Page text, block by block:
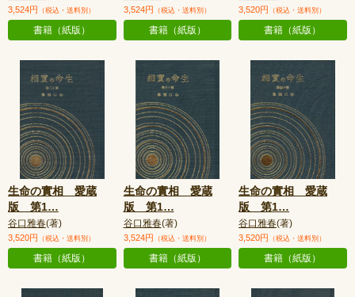
3,524円 （税込・送料別）
書籍（紙版）
3,524円 （税込・送料別）
書籍（紙版）
3,520円 （税込・送料別）
書籍（紙版）
生命の實相 愛蔵
版 第1…
谷口雅春(著)
3,520円 （税込・送料別）
書籍（紙版）
生命の實相 愛蔵
版 第1…
谷口雅春(著)
3,524円 （税込・送料別）
書籍（紙版）
生命の實相 愛蔵
版 第1…
谷口雅春(著)
3,520円 （税込・送料別）
書籍（紙版）